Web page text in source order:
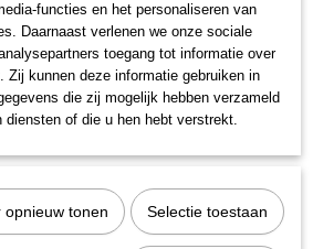
functies en het personaliseren van
Daarnaast verlenen we onze sociale
toegang tot informatie over
Zij kunnen deze informatie gebruiken in
die zij mogelijk hebben verzameld
diensten of die u hen hebt verstrekt.
opnieuw tonen Selectie toestaan